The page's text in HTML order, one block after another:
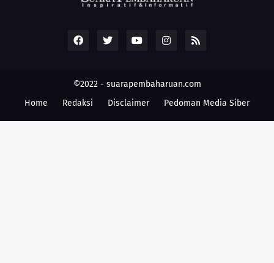
©2022 - suarapembaharuan.com
Home
Redaksi Disclaimer Pedoman Media Siber